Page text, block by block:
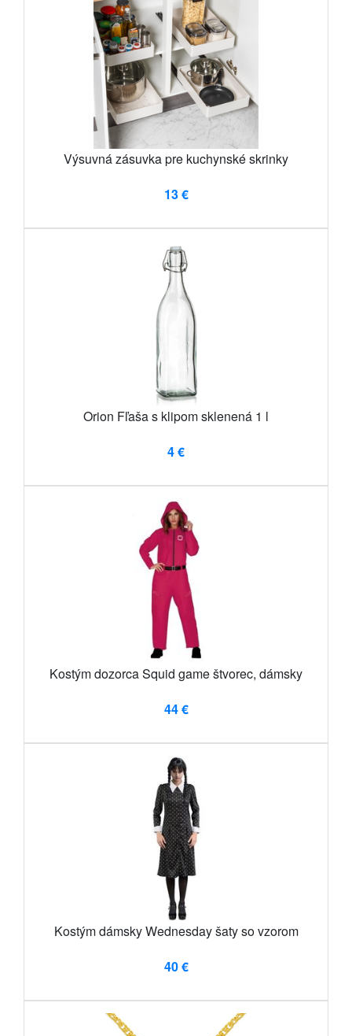
Výsuvná zásuvka pre kuchynské skrinky
13 €
Orion Fľaša s klipom sklenená 1 l
4 €
Kostým dozorca Squid game štvorec, dámsky
44 €
Kostým dámsky Wednesday šaty so vzorom
40 €